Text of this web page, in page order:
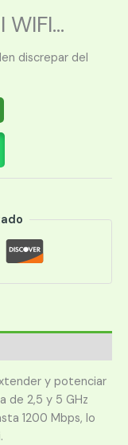
WIFI...
discrepar del
y potenciar
de 2,5 y 5 GHz
1200 Mbps, lo